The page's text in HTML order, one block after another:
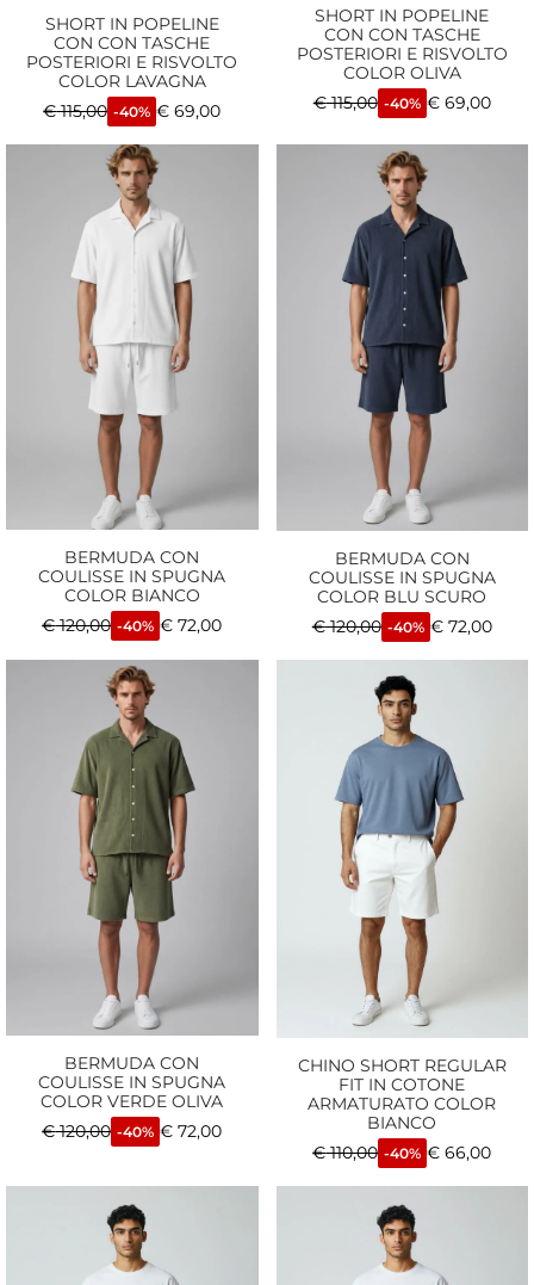
SHORT IN POPELINE
CON CON TASCHE
POSTERIORI E RISVOLTO
COLOR LAVAGNA
€115,00 -40% € 69,00
SHORT IN POPELINE
CON CON TASCHE
POSTERIORI E RISVOLTO
COLOR OLIVA
€115,00 -40% €69,00
BERMUDA CON
COULISSE IN SPUGNA
COLOR BIANCO
€120,00 -40% € 72,00
BERMUDA CON
COULISSE IN SPUGNA
COLOR BLU SCURO
€120,00 -40% €72,00
BERMUDA CON
COULISSE IN SPUGNA
COLOR VERDE OLIVA
€120,00 -40% € 72,00
CHINO SHORT REGULAR
FIT IN COTONE
ARMATURATO COLOR
BIANCO
€110,00 -40% € 66,00